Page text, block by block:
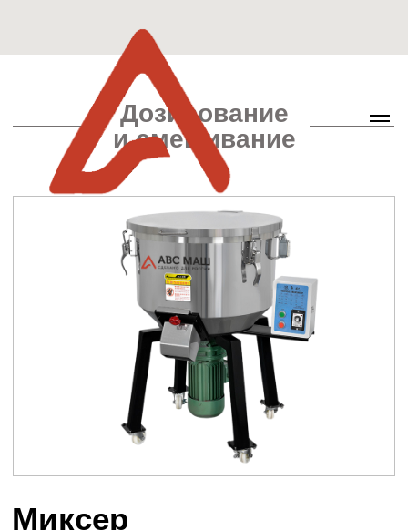
Дозирование
и смешивание
Миксер представляет собой стационарный миксер
для гранулированных материалов. Он обладает
простой конструкцией, удобством эксплуатации,
пластиковых материалов, но он также может
использоваться в таких отраслях, как пластмассы,
Периферийное оборудование